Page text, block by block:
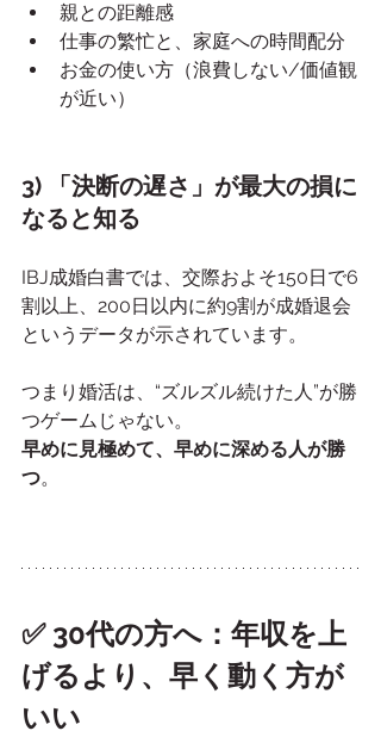
親との距離感
仕事の繁忙と、家庭への時間配分
お金の使い方（浪費しない/価値観
が近い）
3) 「決断の遅さ」が最大の損に
なると知る
IBJ成婚白書では、交際およそ150日で6
割以上、200日以内に約9割が成婚退会
というデータが示されています。
つまり婚活は、“ズルズル続けた人”が勝
つゲームじゃない。
早めに見極めて、早めに深める人が勝
つ。
✅ 30代の方へ：年収を上
げるより、早く動く方が
いい